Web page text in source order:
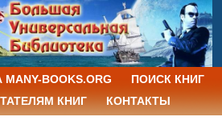
BOOKS.ORG
ПОИСК КНИГ
КНИГ
КОНТАКТЫ